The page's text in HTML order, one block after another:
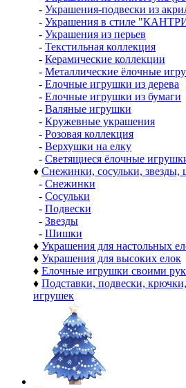
- Украшения-подвески из
- Украшения в стиле
- Украшения из перьев
- Текстильная коллекция
- Керамические коллекции
- Металлические ёлочные
- Елочные игрушки из дерева
- Елочные игрушки из бумаги
- Валяные игрушки
- Кружевные украшения
- Розовая коллекция
- Верхушки на елку
- Светящиеся ёлочные
♦ Снежинки, сосульки,
- Снежинки
- Сосульки
- Подвески
- Звезды
- Шишки
♦ Украшения для настольных
♦ Украшения для высоких елок
♦ Елочные игрушки своими
♦ Подставки, подвески,
игрушек